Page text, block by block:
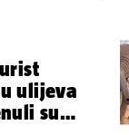
ulijeva
su